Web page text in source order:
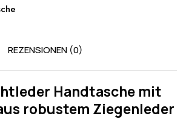
REZENSIONEN (0)
Handtasche mit
robustem Ziegenleder